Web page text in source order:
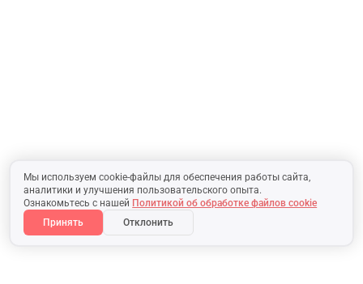
Мы используем cookie-файлы для обеспечения работы сайта,
аналитики и улучшения пользовательского опыта.
Ознакомьтесь с нашей Политикой об обработке файлов cookie
Принять
Отклонить